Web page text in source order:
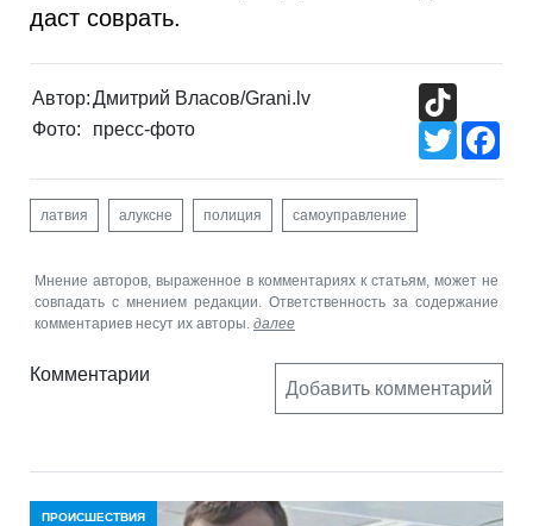
даст соврать.
Автор:Дмитрий Власов/Grani.lv
Фото:
пресс-фото
Twitter
латвия алуксне полиция самоуправление
Мнение авторов, выраженное в комментариях к статьям, может не
совпадать с мнением редакции. Ответственность за содержание
комментариев несут их авторы. далее
Комментарии
Добавить комментарий
ПРОИСШЕСТВИЯ